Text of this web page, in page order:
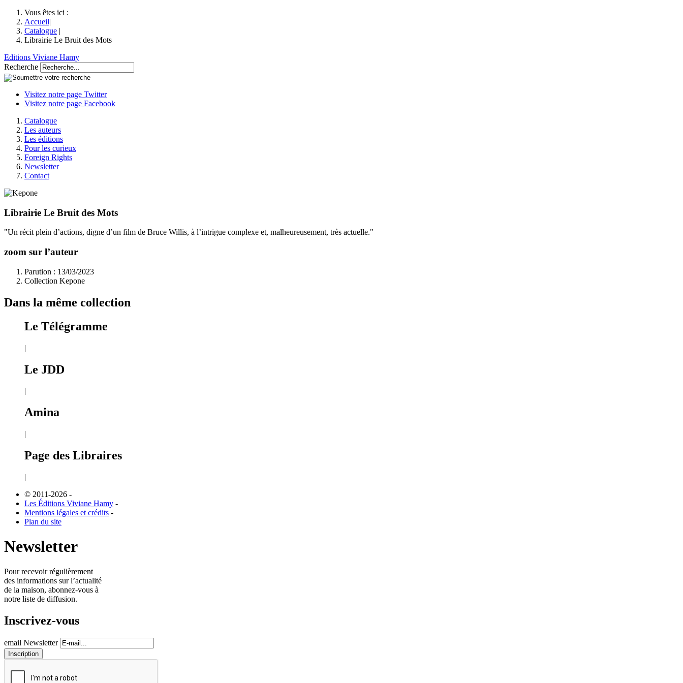
Vous êtes ici :
Accueil|
Catalogue |
Librairie Le Bruit des Mots
Editions Viviane Hamy
Recherche
Visitez notre page Twitter
Visitez notre page Facebook
Catalogue
Les auteurs
Les éditions
Pour les curieux
Foreign Rights
Newsletter
Contact
Librairie Le Bruit des Mots
"Un récit plein d’actions, digne d’un film de Bruce Willis, à l’intrigue complexe et, malheureusement, très actuelle."
zoom sur l’auteur
Parution : 13/03/2023
Collection Kepone
Dans la même collection
Le Télégramme
|
Le JDD
|
Amina
|
Page des Libraires
|
© 2011-2026 -
Les Éditions Viviane Hamy -
Mentions légales et crédits -
Plan du site
Newsletter
Pour recevoir régulièrement
des informations sur l’actualité
de la maison, abonnez-vous à
notre liste de diffusion.
Inscrivez-vous
email Newsletter